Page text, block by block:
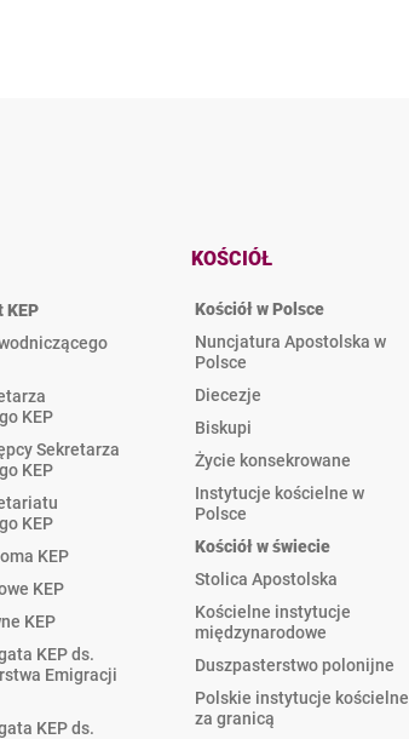
KEP
KEP
Sekretarza
KEP
KEP
KEP
KEP
KEP
KEP ds.
Emigracji
KEP ds.
KOŚCIÓŁ
Kościół w Polsce
Nuncjatura Apostolska w
Polsce
Diecezje
Biskupi
Życie konsekrowane
Instytucje kościelne w
Polsce
Kościół w świecie
Stolica Apostolska
Kościelne instytucje
międzynarodowe
Duszpasterstwo polonijne
Polskie instytucje kościelne
za granicą